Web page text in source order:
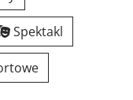
Spektakl